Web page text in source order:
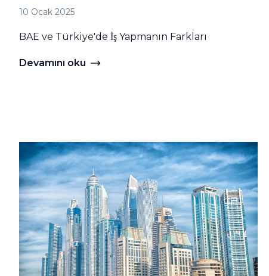
10 Ocak 2025
BAE ve Türkiye'de İş Yapmanın Farkları
Devamını oku BAE ve Türkiye'de İş Yapmanın
Devamını oku